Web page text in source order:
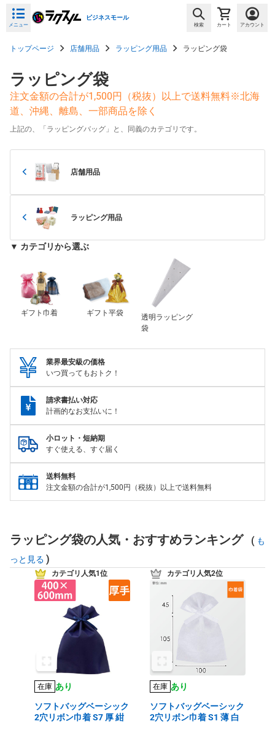
メニュー
ビジネスモール
検索 カート アカウント
トップページ 店舗用品 ラッピング用品 ラッピング袋
ラッピング袋
注文金額の合計が1,500円（税抜）以上で送料無料※北海
道、沖縄、離島、一部商品を除く
上記の、「ラッピングバッグ」と、同義のカテゴリです。
店舗用品
ラッピング用品
▼ カテゴリから選ぶ
ギフト巾着 ギフト平袋
透明ラッピング
袋
業界最安級の価格
いつ買ってもおトク！
請求書払い対応
計画的なお支払いに！
小ロット・短納期
すぐ使える、すぐ届く
送料無料
注文金額の合計が1,500円（税抜）以上で送料無料
ラッピング袋の人気・おすすめランキング ( も
っと見る )
カテゴリ人気1位
在庫 あり
ソフトバッグベーシック
2穴リボン巾着 S7 厚 紺
カテゴリ人気2位
在庫 あり
ソフトバッグベーシック
2穴リボン巾着 S1 薄 白